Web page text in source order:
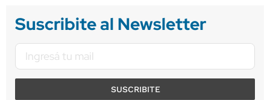
Suscribite al Newsletter
SUSCRIBITE